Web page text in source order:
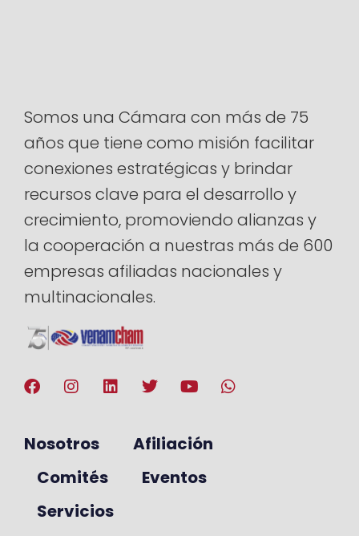
Somos una Cámara con más de 75
años que tiene como misión facilitar
conexiones estratégicas y brindar
recursos clave para el desarrollo y
crecimiento, promoviendo alianzas y
la cooperación a nuestras más de 600
empresas afiliadas nacionales y
multinacionales.
Nosotros
Afiliación
Comités
Eventos
Servicios